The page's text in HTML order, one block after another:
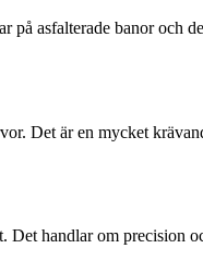
asfalterade banor
Det är en mycket
handlar om